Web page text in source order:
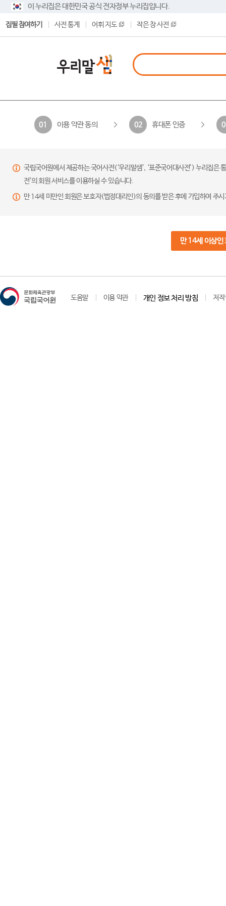
이 누리집은 대한민국 공식 전자정부 누리집입니다.
집필 참여하기 사전 통계 어휘 지도 작은 창 사전
01 이용 약관 동의 02 휴대폰 인증
국립국어원에서 제공하는 국어사전(‘우리말샘’, ‘표준국어대사전’) 누리집
전’의 회원 서비스를 이용하실 수 있습니다.
만 14세 미만인 회원은 보호자(법정대리인)의 동의를 받은 후에 가입하여 주
만 14세 이상인
도움말 이용 약관 개인 정보 처리 방침 저